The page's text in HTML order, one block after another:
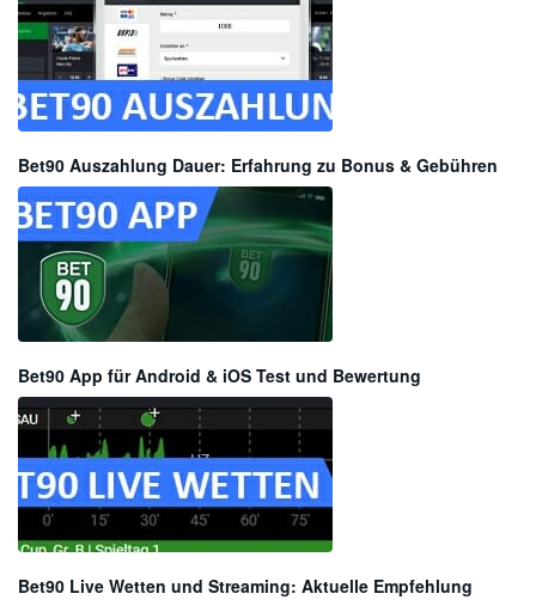
Bet90 Auszahlung Dauer: Erfahrung zu Bonus & Gebühren
Bet90 App für Android & iOS Test und Bewertung
Bet90 Live Wetten und Streaming: Aktuelle Empfehlung